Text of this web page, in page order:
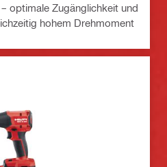
optimale Zugänglichkeit und
hohem Drehmoment